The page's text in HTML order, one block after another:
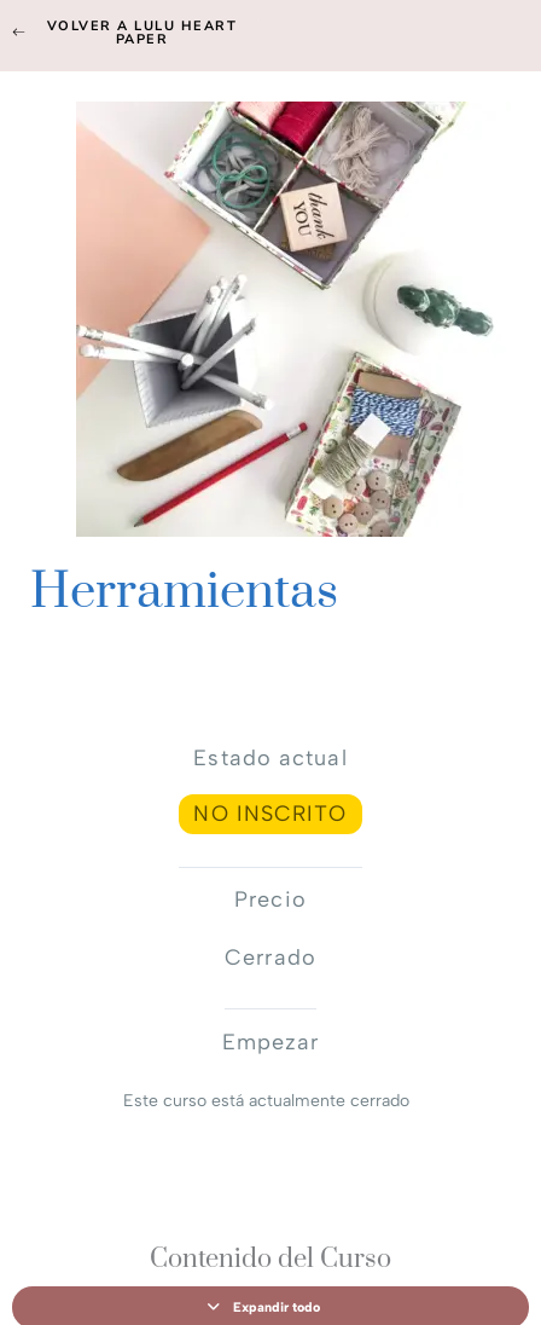
VOLVER A LULU HEART
PAPER
Herramientas
Estado actual
NO INSCRITO
Precio
Cerrado
Empezar
Este curso está actualmente cerrado
Contenido del Curso
Expandir todo